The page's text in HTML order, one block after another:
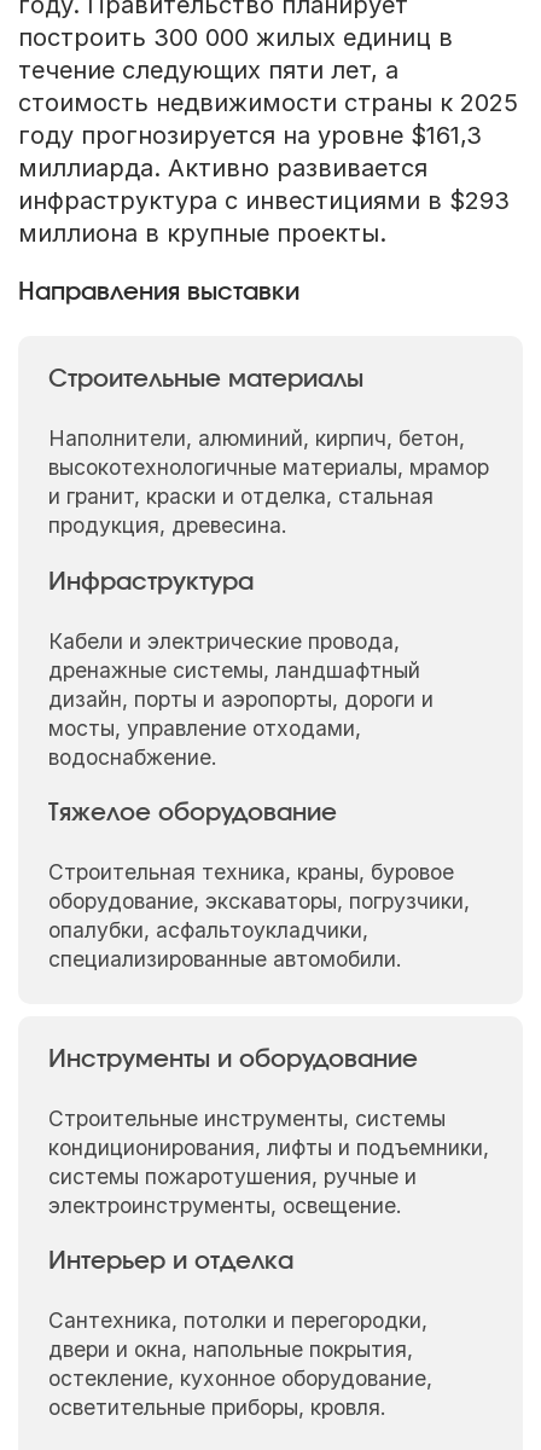
построить 300 000 жилых единиц в
течение следующих пяти лет, а
стоимость недвижимости страны к 2025
году прогнозируется на уровне $161,3
миллиарда. Активно развивается
инфраструктура с инвестициями в $293
миллиона в крупные проекты.
Направления выставки
Строительные материалы
Наполнители, алюминий, кирпич, бетон,
высокотехнологичные материалы, мрамор
и гранит, краски и отделка, стальная
продукция, древесина.
Инфраструктура
Кабели и электрические провода,
дренажные системы, ландшафтный
дизайн, порты и аэропорты, дороги и
мосты, управление отходами,
водоснабжение.
Тяжелое оборудование
Строительная техника, краны, буровое
оборудование, экскаваторы, погрузчики,
опалубки, асфальтоукладчики,
специализированные автомобили.
Инструменты и оборудование
Строительные инструменты, системы
кондиционирования, лифты и подъемники,
системы пожаротушения, ручные и
электроинструменты, освещение.
Интерьер и отделка
Сантехника, потолки и перегородки,
двери и окна, напольные покрытия,
остекление, кухонное оборудование,
осветительные приборы, кровля.